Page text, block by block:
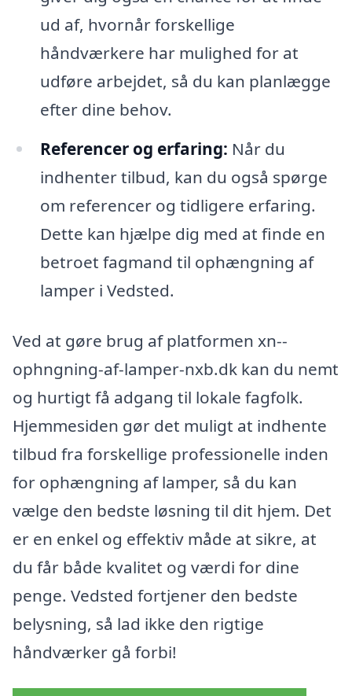
ud af, hvornår forskellige
håndværkere har mulighed for at
udføre arbejdet, så du kan planlægge
efter dine behov.
Referencer og erfaring: Når du
indhenter tilbud, kan du også spørge
om referencer og tidligere erfaring.
Dette kan hjælpe dig med at finde en
betroet fagmand til ophængning af
lamper i Vedsted.
Ved at gøre brug af platformen xn--
ophngning-af-lamper-nxb.dk kan du nemt
og hurtigt få adgang til lokale fagfolk.
Hjemmesiden gør det muligt at indhente
tilbud fra forskellige professionelle inden
for ophængning af lamper, så du kan
vælge den bedste løsning til dit hjem. Det
er en enkel og effektiv måde at sikre, at
du får både kvalitet og værdi for dine
penge. Vedsted fortjener den bedste
belysning, så lad ikke den rigtige
håndværker gå forbi!